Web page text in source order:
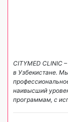
CITYMED CLINIC
в Узбекистане.
наивысший
программам, с